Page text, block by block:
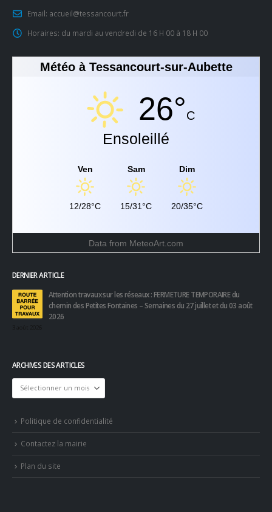
Email: accueil@tessancourt.fr
Horaires: du mardi au vendredi de 16 H 00 à 18 H 00
Météo à Tessancourt-sur-Aubette
26°C
Ensoleillé
Ven
12/28°C
Sam
15/31°C
Dim
20/35°C
Data from MeteoArt.com
DERNIER ARTICLE
Attention travaux sur les réseaux : FERMETURE TEMPORAIRE du
chemin des Petites Fontaines – Semaines du 27 juillet et du 03 août
2026
ARCHIVES DES ARTICLES
Archives
des
Politique de confidentialité
Contactez la mairie
Plan du site